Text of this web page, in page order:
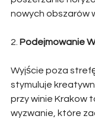
nowych obszarów
2. Podejmowanie
Wyjście poza
stymuluje
przy winie Krakow
wyzwanie, które